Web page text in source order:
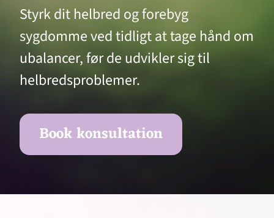
Styrk dit helbred og forebyg
sygdomme ved tidligt at tage hånd om
ubalancer, før de udvikler sig til
helbredsproblemer.
Book konsultation